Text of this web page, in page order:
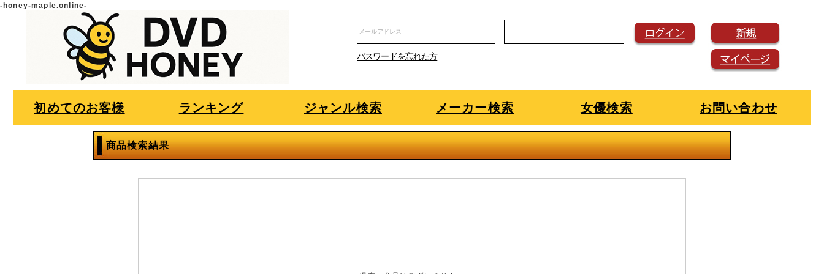
-honey-maple.online-
パスワードを忘れた方
初めてのお客様 ランキング ジャンル検索 メーカー検索 女優検索 お問い合わせ
商品検索結果